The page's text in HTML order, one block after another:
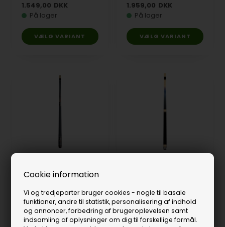
Cookie information
Vi og tredjeparter bruger cookies - nogle til basale
funktioner, andre til statistik, personalisering af indhold
og annoncer, forbedring af brugeroplevelsen samt
indsamling af oplysninger om dig til forskellige formål.
1.549,00 DKK
På lager
VÆLG VARIANT
1.959,00 DKK
På lager
VÆLG VARIANT
No. 3
1.959,00
DKK
På lager
VÆLG VARIANT
3.399,00 DKK
Få på lager
VÆLG VARIANT